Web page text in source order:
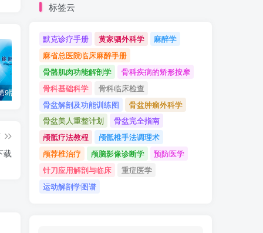
外科学（第9版）陈孝平主编_人卫版教材.PDF电子书下载
载
标签云
默克诊疗手册 黄家驷外科学
麻醉学
麻省总医院临床麻醉手册
骨骼肌肉功能解剖学
骨科疾病的矫形按摩
骨科基础科学
骨科临床检查
骨盆解剖及功能训练图
骨盆肿瘤外科学
骨盆美人重整计划
骨盆完全指南
颅骶疗法教程
颅骶椎手法调理术
颅荐椎治疗
颅脑影像诊断学
预防医学
针刀应用解剖与临床
重症医学
运动解剖学图谱